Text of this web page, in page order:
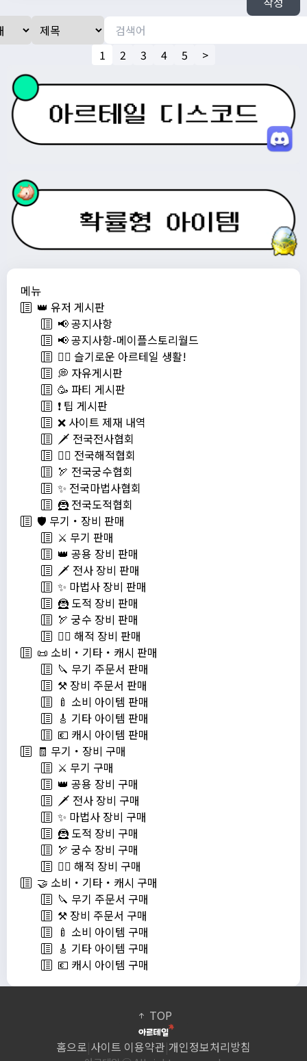
메뉴
👑 유저 게시판
📢 공지사항
📢 공지사항-메이플스토리월드
💁‍♂ 슬기로운 아르테일 생활!
💭 자유게시판
🥳 파티 게시판
❗️ 팁 게시판
❌ 사이트 제재 내역
🗡️ 전국전사협회
🏴‍☠️ 전국해적협회
🏹 전국궁수협회
✨ 전국마법사협회
🦹 전국도적협회
🛡️ 무기・장비 판매
⚔️ 무기 판매
👑 공용 장비 판매
🗡️ 전사 장비 판매
✨ 마법사 장비 판매
🦹 도적 장비 판매
🏹 궁수 장비 판매
🏴‍☠️ 해적 장비 판매
📜 소비・기타・캐시 판매
🔪 무기 주문서 판매
⚒️ 장비 주문서 판매
🍼 소비 아이템 판매
🎸 기타 아이템 판매
💶 캐시 아이템 판매
🧾 무기・장비 구매
⚔️ 무기 구매
👑 공용 장비 구매
🗡️ 전사 장비 구매
✨ 마법사 장비 구매
🦹 도적 장비 구매
🏹 궁수 장비 구매
🏴‍☠️ 해적 장비 구매
🤝 소비・기타・캐시 구매
🔪 무기 주문서 구매
⚒️ 장비 주문서 구매
🍼 소비 아이템 구매
🎸 기타 아이템 구매
💶 캐시 아이템 구매
1 2 3 4 5 >
TOP
홈으로 사이트 이용약관 개인정보처리방침